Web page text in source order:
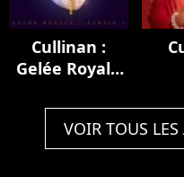
Cullinan :
Gelée Royale
VOIR TOUS